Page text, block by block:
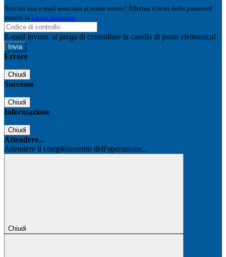
Non hai una e-mail associata al nome utente? Effettua il reset della password
tramite la Login Spaggiari
E-mail inviata, si prega di controllare la casella di posta elettronica!
Errore
Chiudi
Successo
Chiudi
Informazione
Chiudi
Attendere...
Attendere il completamento dell'operazione...
Chiudi